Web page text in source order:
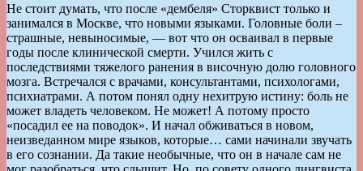
Не стоит думать, что после «дембеля» Сторквист только и
занимался в Москве, что новыми языками. Головные боли –
страшные, невыносимые, — вот что он осваивал в первые
годы после клинической смерти. Учился жить с
последствиями тяжелого ранения в височную долю головного
мозга. Встречался с врачами, консультантами, психологами,
психиатрами. А потом понял одну нехитрую истину: боль не
может владеть человеком. Не может! А потому просто
«посадил ее на поводок». И начал обживаться в новом,
неизведанном мире языков, которые… сами начинали звучать
в его сознании. Да такие необычные, что он в начале сам не